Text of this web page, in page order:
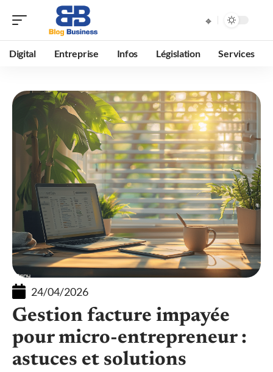
Digital Entreprise Infos Législation Services
24/04/2026
Gestion facture impayée
pour micro-entrepreneur :
astuces et solutions